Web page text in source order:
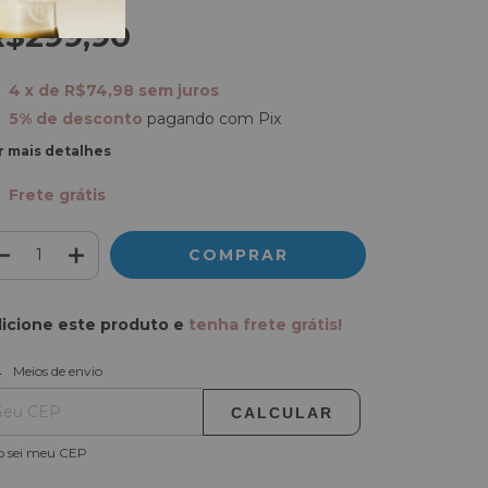
4 x de R$74,98 sem juros
5% de desconto pagando com Pix
mais detalhes
Frete grátis
este produto e tenha frete grátis!
para o CEP:
Meios de envio
CALCULAR
sei meu CEP